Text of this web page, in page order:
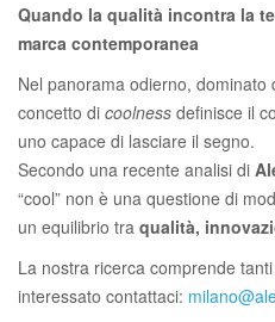
Quando la qualità incontra la
marca contemporanea
Nel panorama odierno,
concetto di coolness definisce il
uno capace di lasciare il segno.
Secondo una recente analisi di
“cool” non è una questione di
un equilibrio tra qualità,
La nostra ricerca comprende
interessato contattaci: